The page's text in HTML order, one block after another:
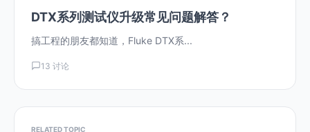
DTX系列测试仪升级常见问题解答？
搞工程的朋友都知道，Fluke DTX系...
13 讨论
RELATED TOPIC